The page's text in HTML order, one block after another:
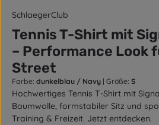
SchlaegerClub
Tennis T-Shirt mit
– Performance Look
Street
Farbe: dunkelblau / Navy | Größe: S
Hochwertiges Tennis T-Shirt mit
Baumwolle, formstabiler Sitz und
Training & Freizeit. Jetzt entdecken.